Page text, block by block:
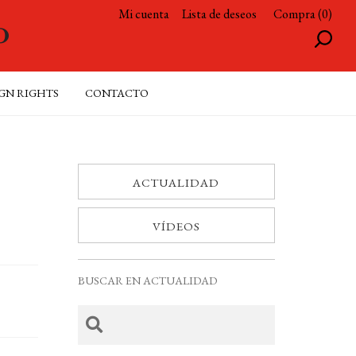
Mi cuenta Lista de deseos Compra (0)
RIGHTS CONTACTO
ACTUALIDAD
VÍDEOS
BUSCAR EN ACTUALIDAD